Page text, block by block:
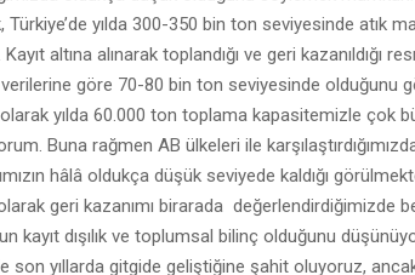
Türkiye’de yılda 300-350 bin ton seviyesinde atık
altına alınarak toplandığı ve geri kazanıldığı
göre 70-80 bin ton seviyesinde olduğunu
yılda 60.000 ton toplama kapasitemizle çok
Buna rağmen AB ülkeleri ile
hâlâ oldukça düşük seviyede kaldığı
geri kazanımı birarada değerlendirdiğimizde
kayıt dışılık ve toplumsal bilinç olduğunu
son yıllarda gitgide geliştiğine şahit oluyoruz,